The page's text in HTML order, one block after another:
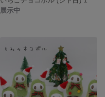
展示中